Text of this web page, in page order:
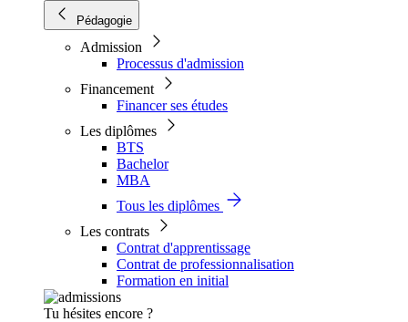
Pédagogie
Admission
Processus d'admission
Financement
Financer ses études
Les diplômes
BTS
Bachelor
MBA
Tous les diplômes
Les contrats
Contrat d'apprentissage
Contrat de professionnalisation
Formation en initial
Tu hésites encore ?